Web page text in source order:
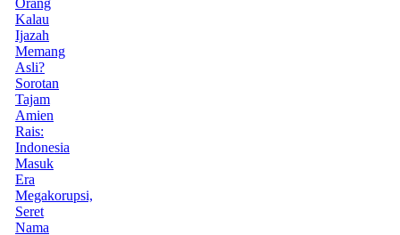
Kalau
Ijazah
Memang
Asli?
Sorotan
Tajam
Amien
Rais:
Indonesia
Masuk
Era
Megakorupsi,
Seret
Nama